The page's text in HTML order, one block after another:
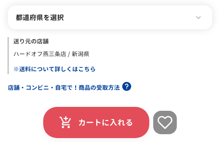
都道府県を選択
送り元の店舗
ハードオフ燕三条店 / 新潟県
※送料について詳しくはこちら
店舗・コンビニ・自宅で！商品の受取方法
カートに入れる